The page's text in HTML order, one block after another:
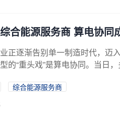
合能源服务商 算电协同
正逐渐告别单一制造时代，迈
的“重头戏”是算电协同。当日
综合能源服务商